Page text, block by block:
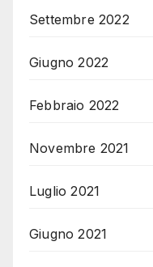
Settembre 2022
Giugno 2022
Febbraio 2022
Novembre 2021
Luglio 2021
Giugno 2021